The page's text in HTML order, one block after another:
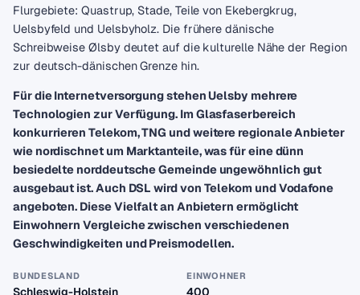
Flurgebiete: Quastrup, Stade, Teile von Ekebergkrug,
Uelsbyfeld und Uelsbyholz. Die frühere dänische
Schreibweise Ølsby deutet auf die kulturelle Nähe der Region
zur deutsch-dänischen Grenze hin.
Für die Internetversorgung stehen Uelsby mehrere
Technologien zur Verfügung. Im Glasfaserbereich
konkurrieren Telekom, TNG und weitere regionale Anbieter
wie nordischnet um Marktanteile, was für eine dünn
besiedelte norddeutsche Gemeinde ungewöhnlich gut
ausgebaut ist. Auch DSL wird von Telekom und Vodafone
angeboten. Diese Vielfalt an Anbietern ermöglicht
Einwohnern Vergleiche zwischen verschiedenen
Geschwindigkeiten und Preismodellen.
BUNDESLAND
Schleswig-Holstein
EINWOHNER
400